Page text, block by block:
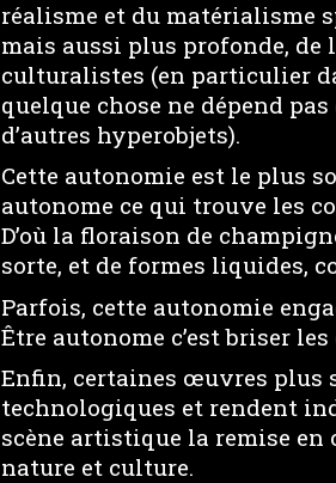
réalisme et du matérialisme
mais aussi plus profonde,
culturalistes (en particulier
quelque chose ne dépend
d’autres hyperobjets).
Cette autonomie est le plus
autonome ce qui trouve les
D’où la floraison de
sorte, et de formes liquides,
Parfois, cette autonomie
Être autonome c’est briser
Enfin, certaines œuvres plus
technologiques et rendent
scène artistique la remise en
nature et culture.